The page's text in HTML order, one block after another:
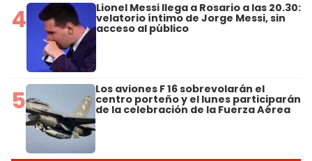
4 Lionel Messi llega a Rosario a las 20.30:
velatorio íntimo de Jorge Messi, sin
acceso al público
5 Los aviones F 16 sobrevolarán el
centro porteño y el lunes participarán
de la celebración de la Fuerza Aérea